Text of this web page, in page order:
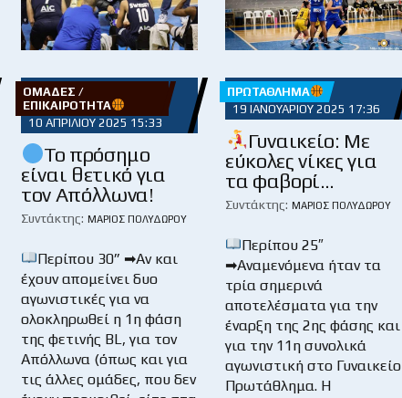
ΟΜΆΔΕΣ /
ΕΠΙΚΑΙΡΌΤΗΤΑ
10 ΑΠΡΙΛΊΟΥ 2025 15:33
Το πρόσημο
είναι θετικό για
τον Απόλλωνα!
Συντάκτης: ΜΆΡΙΟΣ ΠΟΛΥΔΏΡΟΥ
Περίπου 30” ➡Αν και
έχουν απομείνει δυο
αγωνιστικές για να
ολοκληρωθεί η 1η φάση
της φετινής BL, για τον
Απόλλωνα (όπως και για
τις άλλες ομάδες, που δεν
ΠΡΩΤΆΘΛΗΜΑ
19 ΙΑΝΟΥΑΡΊΟΥ 2025 17:36
Γυναικείο: Με
εύκολες νίκες για
τα φαβορί…
Συντάκτης: ΜΆΡΙΟΣ ΠΟΛΥΔΏΡΟΥ
Περίπου 25″
➡Αναμενόμενα ήταν τα
τρία σημερινά
αποτελέσματα για την
έναρξη της 2ης φάσης και
για την 11η συνολικά
αγωνιστική στο Γυναικείο
Πρωτάθλημα. Η